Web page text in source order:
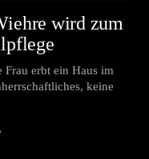
wird zum
Frau erbt ein Haus im
keine